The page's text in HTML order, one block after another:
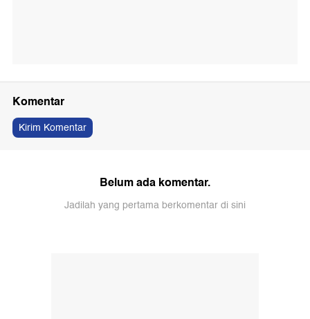
Komentar
Kirim Komentar
Belum ada komentar.
Jadilah yang pertama berkomentar di sini